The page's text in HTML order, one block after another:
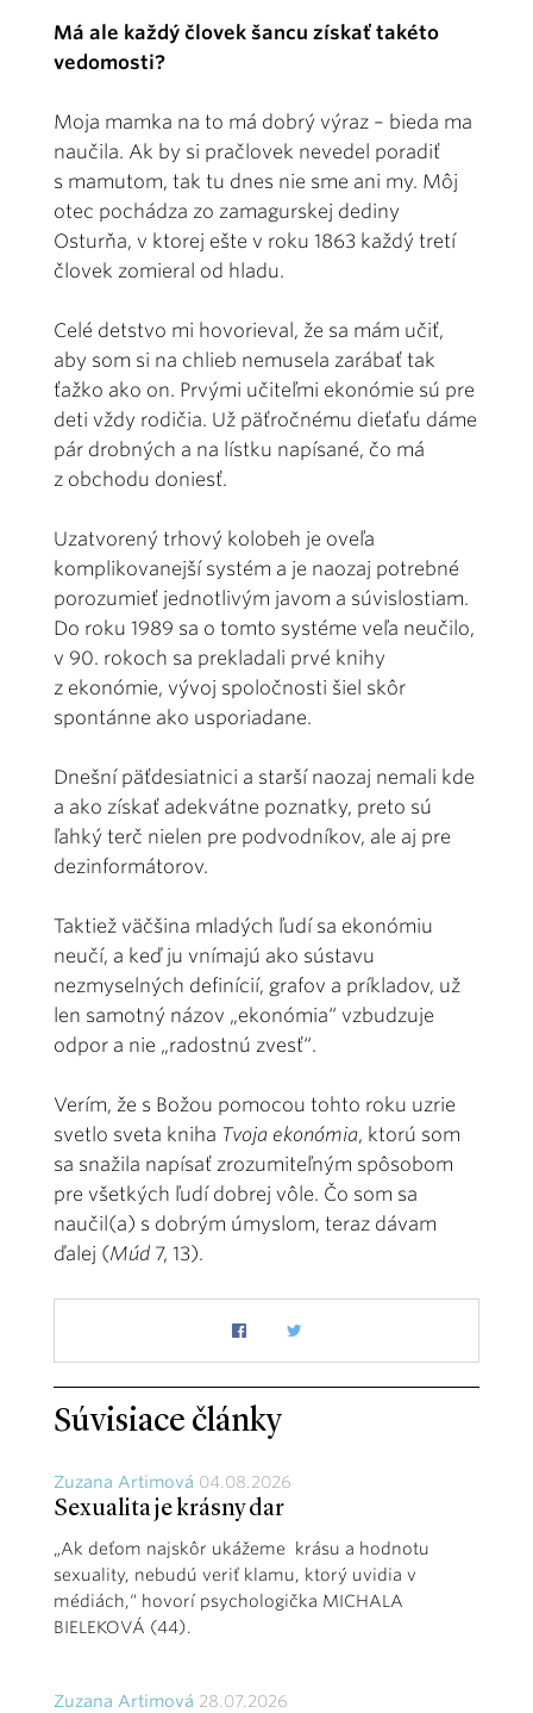
Má ale každý človek šancu získať takéto
vedomosti?
Moja mamka na to má dobrý výraz – bieda ma
naučila. Ak by si pračlovek nevedel poradiť
s mamutom, tak tu dnes nie sme ani my. Môj
otec pochádza zo zamagurskej dediny
Osturňa, v ktorej ešte v roku 1863 každý tretí
človek zomieral od hladu.
Celé detstvo mi hovorieval, že sa mám učiť,
aby som si na chlieb nemusela zarábať tak
ťažko ako on. Prvými učiteľmi ekonómie sú pre
deti vždy rodičia. Už päťročnému dieťaťu dáme
pár drobných a na lístku napísané, čo má
z obchodu doniesť.
Uzatvorený trhový kolobeh je oveľa
komplikovanejší systém a je naozaj potrebné
porozumieť jednotlivým javom a súvislostiam.
Do roku 1989 sa o tomto systéme veľa neučilo,
v 90. rokoch sa prekladali prvé knihy
z ekonómie, vývoj spoločnosti šiel skôr
spontánne ako usporiadane.
Dnešní päťdesiatnici a starší naozaj nemali kde
a ako získať adekvátne poznatky, preto sú
ľahký terč nielen pre podvodníkov, ale aj pre
dezinformátorov.
Taktiež väčšina mladých ľudí sa ekonómiu
neučí, a keď ju vnímajú ako sústavu
nezmyselných definícií, grafov a príkladov, už
len samotný názov „ekonómia“ vzbudzuje
odpor a nie „radostnú zvesť“.
Verím, že s Božou pomocou tohto roku uzrie
svetlo sveta kniha Tvoja ekonómia, ktorú som
sa snažila napísať zrozumiteľným spôsobom
pre všetkých ľudí dobrej vôle. Čo som sa
naučil(a) s dobrým úmyslom, teraz dávam
ďalej (Múd 7, 13).
Súvisiace články
Zuzana Artimová 04.08.2026
Sexualita je krásny dar
„Ak deťom najskôr ukážeme krásu a hodnotu
sexuality, nebudú veriť klamu, ktorý uvidia v
médiách,“ hovorí psychologička MICHALA
BIELEKOVÁ (44).
Zuzana Artimová 28.07.2026